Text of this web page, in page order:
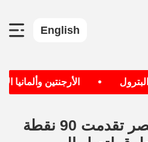
English
الأرجنتين وألمانيا
وزيرة التخطيط: مصر تقدمت 90 نقطة